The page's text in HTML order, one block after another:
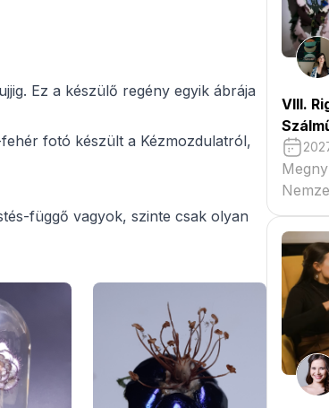
Ez a készülő regény egyik ábrája
fotó készült a Kézmozdulatról,
függő vagyok, szinte csak olyan
VIII.